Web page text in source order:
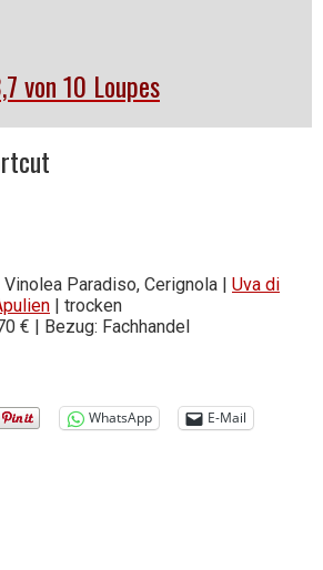
von 10 Loupes
Vinolea Paradiso, Cerignola | Uva di
| trocken
€ | Bezug: Fachhandel
WhatsApp
E-Mail